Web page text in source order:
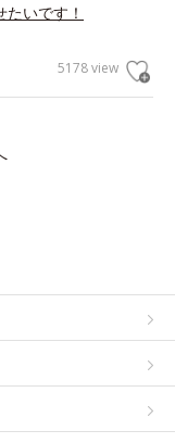
いです！
5178 view